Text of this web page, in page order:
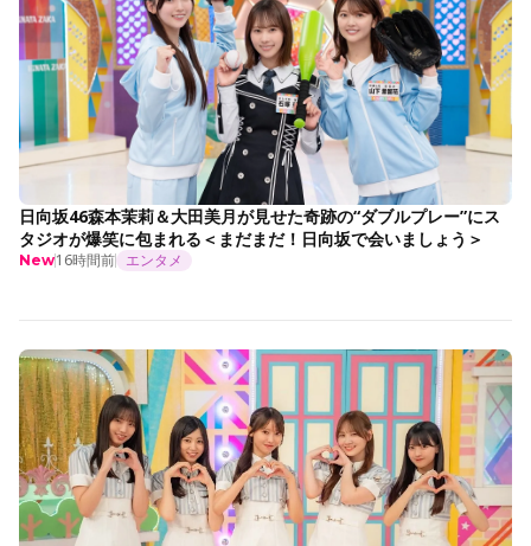
日向坂46森本茉莉＆大田美月が見せた奇跡の“ダブルプレー”にス
タジオが爆笑に包まれる＜まだまだ！日向坂で会いましょう＞
New16時間前 エンタメ